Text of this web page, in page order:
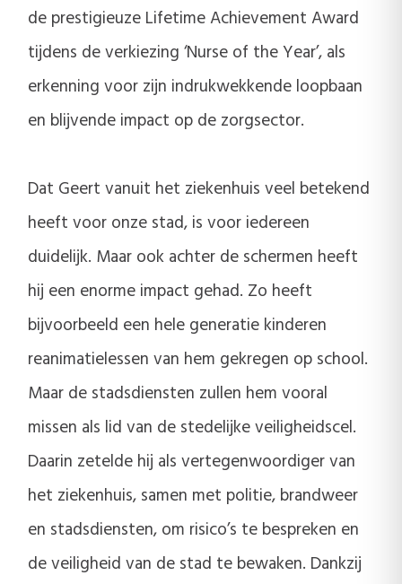
de prestigieuze Lifetime Achievement Award
tijdens de verkiezing ‘Nurse of the Year’, als
erkenning voor zijn indrukwekkende loopbaan
en blijvende impact op de zorgsector.
Dat Geert vanuit het ziekenhuis veel betekend
heeft voor onze stad, is voor iedereen
duidelijk. Maar ook achter de schermen heeft
hij een enorme impact gehad. Zo heeft
bijvoorbeeld een hele generatie kinderen
reanimatielessen van hem gekregen op school.
Maar de stadsdiensten zullen hem vooral
missen als lid van de stedelijke veiligheidscel.
Daarin zetelde hij als vertegenwoordiger van
het ziekenhuis, samen met politie, brandweer
en stadsdiensten, om risico’s te bespreken en
de veiligheid van de stad te bewaken. Dankzij